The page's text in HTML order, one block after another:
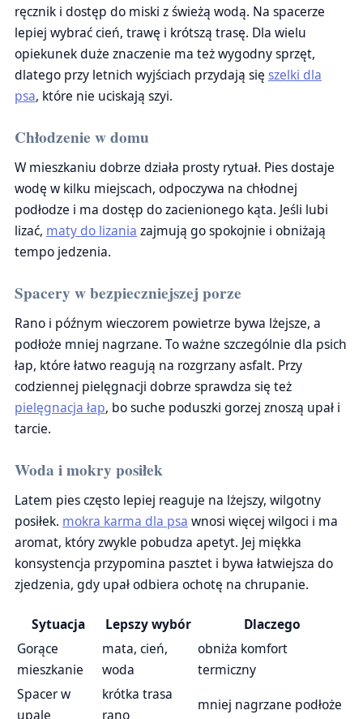
ręcznik i dostęp do miski z świeżą wodą. Na spacerze
lepiej wybrać cień, trawę i krótszą trasę. Dla wielu
opiekunek duże znaczenie ma też wygodny sprzęt,
dlatego przy letnich wyjściach przydają się szelki dla
psa, które nie uciskają szyi.
Chłodzenie w domu
W mieszkaniu dobrze działa prosty rytuał. Pies dostaje
wodę w kilku miejscach, odpoczywa na chłodnej
podłodze i ma dostęp do zacienionego kąta. Jeśli lubi
lizać, maty do lizania zajmują go spokojnie i obniżają
tempo jedzenia.
Spacery w bezpieczniejszej porze
Rano i późnym wieczorem powietrze bywa lżejsze, a
podłoże mniej nagrzane. To ważne szczególnie dla psich
łap, które łatwo reagują na rozgrzany asfalt. Przy
codziennej pielęgnacji dobrze sprawdza się też
pielęgnacja łap, bo suche poduszki gorzej znoszą upał i
tarcie.
Woda i mokry posiłek
Latem pies często lepiej reaguje na lżejszy, wilgotny
posiłek. mokra karma dla psa wnosi więcej wilgoci i ma
aromat, który zwykle pobudza apetyt. Jej miękka
konsystencja przypomina pasztet i bywa łatwiejsza do
zjedzenia, gdy upał odbiera ochotę na chrupanie.
Sytuacja Lepszy wybór
Dlaczego
Gorące
mieszkanie
mata, cień,
woda
obniża komfort
termiczny
Spacer w
upale
krótka trasa
rano
mniej nagrzane podłoże